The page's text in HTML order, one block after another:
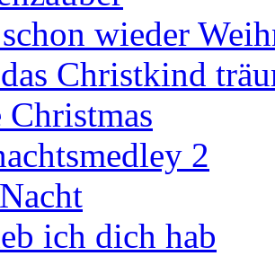
wieder
Christkind
2
ich dich hab